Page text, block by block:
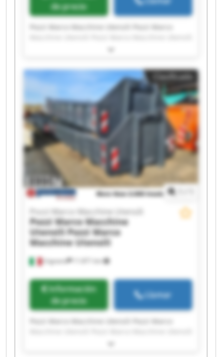
de precio
Pozzi Marco Macchine Utensili Pozzi Marco
Pozzi Marco Macchine Utensili Pozzi Marco
Pozzi Marco Macchine Utensili Pozzi Marco
Macchine Utensili Pozzi Marco Macchine Utensili
Pozzi Marco Macchine Utensili Pozzi Marco
Macchine Utensili Pozzi Marco Macchine Utensili
Pozzi Marco Macchine Utensili Pozzi Marco
Macchine Utensili Pozzi Marco Macchine Utensili
Pozzi Marco Macchine Utensili Pozzi Marco
Macchine Utensili Pozzi Marco Macchine Utensili
Pozzi Marco Macchine Utensili Pozzi Marco
Macchine Utensili
Clasificado
Urgnano 11.871 km
Pozzi Marco Macchine Utensili
Pozzi Marco Macchine
Utensili Pozzi Marco
Macchine Utensili
Información
de precio
Llamar
Pozzi Marco Macchine Utensili Pozzi Marco
Pozzi Marco Macchine Utensili Pozzi Marco